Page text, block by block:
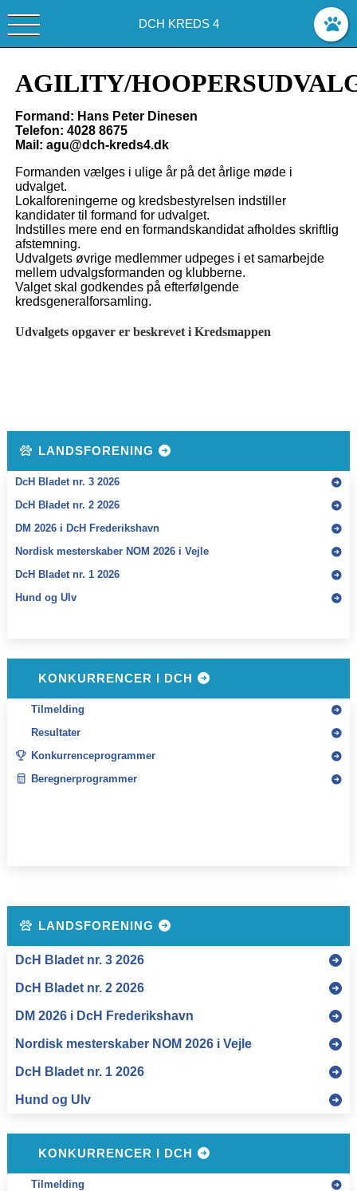
DCH KREDS 4
AGILITY/
Formand: Hans Peter Dinesen
Telefon: 4028 8675
Mail: agu@dch-kreds4.dk
Formanden vælges i ulige år på det årlige møde i
udvalget.
Lokalforeningerne og kredsbestyrelsen indstiller
kandidater til formand for udvalget.
Indstilles mere end en formandskandidat afholdes skriftlig
afstemning.
Udvalgets øvrige medlemmer udpeges i et samarbejde
mellem udvalgsformanden og klubberne.
Valget skal godkendes på efterfølgende
kredsgeneralforsamling.
Udvalgets opgaver er beskrevet i Kredsmappen
LANDSFORENING
DcH Bladet nr. 3 2026
DcH Bladet nr. 2 2026
DM 2026 i DcH Frederikshavn
Nordisk mesterskaber NOM 2026 i Vejle
DcH Bladet nr. 1 2026
Hund og Ulv
KONKURRENCER I DCH
Tilmelding
Resultater
Konkurrenceprogrammer
Beregnerprogrammer
LANDSFORENING
KONKURRENCER I DCH
Tilmelding